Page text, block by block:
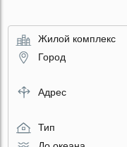
Жилой комплекс
Город
Адрес
Тип